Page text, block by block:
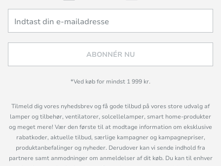
ABONNÉR NU
*Ved køb for mindst 1 999 kr.
Tilmeld dig vores nyhedsbrev og få gode tilbud på vores store udvalg af
lamper og tilbehør, ventilatorer, solcellelamper, smart home-produkter
og meget mere! Vær den første til at modtage information om eksklusive
rabatkoder, aktuelle tilbud, særlige kampagner og kampagnepriser,
produktanbefalinger og nyheder. Derudover kan vi sende indhold fra
partnere samt anmodninger om anmeldelser af dit køb. Du kan til enhver